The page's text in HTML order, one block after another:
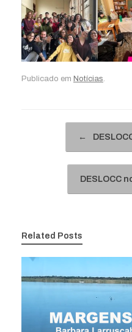
Publicado em Notícias.
←
DESLOCC
Related Posts